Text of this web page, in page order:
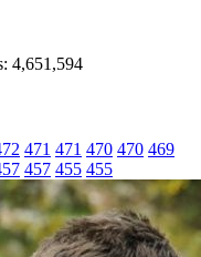
4,651,594
471 471 470 470 469
457 455 455